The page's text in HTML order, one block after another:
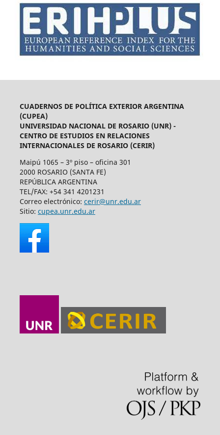
CUADERNOS DE POLÍTICA EXTERIOR ARGENTINA
(CUPEA)
UNIVERSIDAD NACIONAL DE ROSARIO (UNR) -
CENTRO DE ESTUDIOS EN RELACIONES
INTERNACIONALES DE ROSARIO (CERIR)
Maipú 1065 – 3º piso – oficina 301
2000 ROSARIO (SANTA FE)
REPÚBLICA ARGENTINA
TEL/FAX: +54 341 4201231
Correo electrónico: cerir@unr.edu.ar
Sitio: cupea.unr.edu.ar